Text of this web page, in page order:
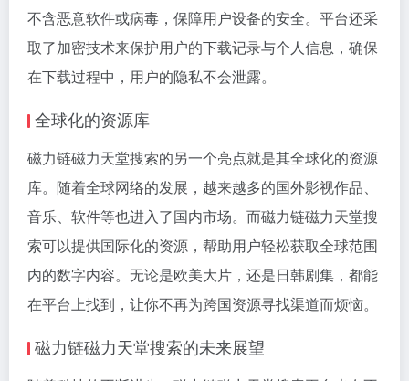
不含恶意软件或病毒，保障用户设备的安全。平台还采
取了加密技术来保护用户的下载记录与个人信息，确保
在下载过程中，用户的隐私不会泄露。
全球化的资源库
磁力链磁力天堂搜索的另一个亮点就是其全球化的资源
库。随着全球网络的发展，越来越多的国外影视作品、
音乐、软件等也进入了国内市场。而磁力链磁力天堂搜
索可以提供国际化的资源，帮助用户轻松获取全球范围
内的数字内容。无论是欧美大片，还是日韩剧集，都能
在平台上找到，让你不再为跨国资源寻找渠道而烦恼。
磁力链磁力天堂搜索的未来展望